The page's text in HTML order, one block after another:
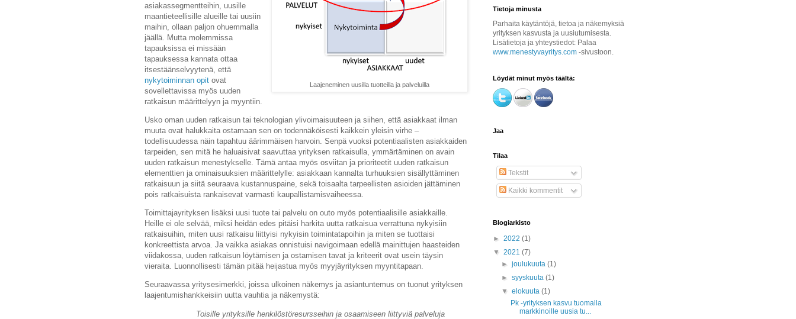
Laajeneminen uusilla tuotteilla ja palveluilla
asiakassegmentteihin, uusille
maantieteellisille alueille tai uusiin
maihin, ollaan paljon ohuemmalla
jäällä. Mutta molemmissa
tapauksissa ei missään
tapauksessa kannata ottaa
itsestäänselvyytenä, että
nykytoiminnan opit ovat
sovellettavissa myös uuden
ratkaisun määrittelyyn ja myyntiin.
Usko oman uuden ratkaisun tai teknologian ylivoimaisuuteen ja siihen, että asiakkaat ilman
muuta ovat halukkaita ostamaan sen on todennäköisesti kaikkein yleisin virhe –
todellisuudessa näin tapahtuu äärimmäisen harvoin. Senpä vuoksi potentiaalisten asiakkaiden
tarpeiden, sen mitä he haluaisivat saavuttaa yrityksen ratkaisulla, ymmärtäminen on avain
uuden ratkaisun menestykselle. Tämä antaa myös osviitan ja prioriteetit uuden ratkaisun
elementtien ja ominaisuuksien määrittelylle: asiakkaan kannalta turhuuksien sisällyttäminen
ratkaisuun ja siitä seuraava kustannuspaine, sekä toisaalta tarpeellisten asioiden jättäminen
pois ratkaisuista rankaisevat varmasti kaupallistamisvaiheessa.
Toimittajayrityksen lisäksi uusi tuote tai palvelu on outo myös potentiaalisille asiakkaille.
Heille ei ole selvää, miksi heidän edes pitäisi harkita uutta ratkaisua verrattuna nykyisiin
ratkaisuihin, miten uusi ratkaisu liittyisi nykyisin toimintatapoihin ja miten se tuottaisi
konkreettista arvoa. Ja vaikka asiakas onnistuisi navigoimaan edellä mainittujen haasteiden
viidakossa, uuden ratkaisun löytämisen ja ostamisen tavat ja kriteerit ovat usein täysin
vieraita. Luonnollisesti tämän pitää heijastua myös myyjäyrityksen myyntitapaan.
Seuraavassa yritysesimerkki, joissa ulkoinen näkemys ja asiantuntemus on tuonut yrityksen
laajentumishankkeisiin uutta vauhtia ja näkemystä:
Toisille yrityksille henkilöstöresursseihin ja osaamiseen liittyviä palveluja
Tietoja minusta
Parhaita käytäntöjä, tietoa ja näkemyksiä
yrityksen kasvusta ja uusiutumisesta.
Lisätietoja ja yhteystiedot: Palaa
www.menestyvayritys.com -sivustoon.
Löydät minut myös täältä:
Jaa
Tilaa
Tekstit
Kaikki kommentit
Blogiarkisto
► 2022 (1)
▼ 2021 (7)
►joulukuuta(1)
►syyskuuta(1)
▼elokuuta(1)
Pk -yrityksen kasvu tuomalla
markkinoille uusia tu...